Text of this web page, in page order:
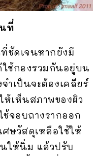
ที่
ชัดเจนหากยังมี
ใช้กองรวมกันอยู่บน
ำเป็นจะต้องเคลียร์
ห้เห็นสภาพของผิว
จอบถางรากออก
ษวัสดุเหลือใช้ให้
ให้นิ่ม แล้วปรับ